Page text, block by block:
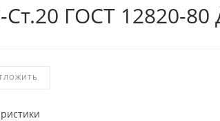
ГОСТ 12820-80